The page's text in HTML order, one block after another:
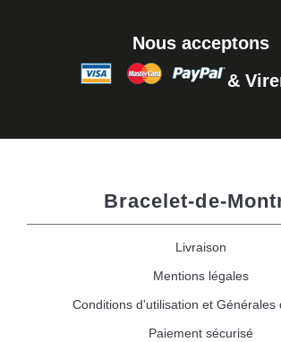
Nous acceptons
&
Bracelet-de-
Livraison
Mentions légales
Conditions d'utilisation et Générales
Paiement sécurisé